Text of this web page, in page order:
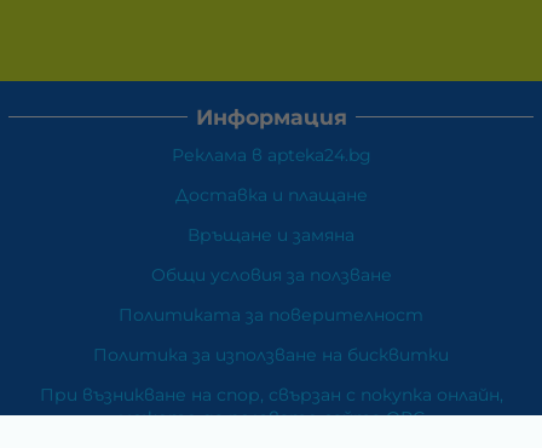
Информация
Реклама в apteka24.bg
Доставка и плащане
Връщане и замяна
Общи условия за ползване
Политиката за поверителност
Политика за използване на бисквитки
При възникване на спор, свързан с покупка онлайн,
можете да ползвате сайта ОРС